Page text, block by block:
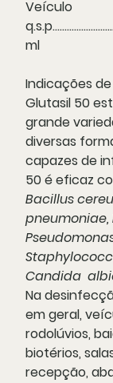
Veículo
ml
Indicações
Glutasil 50
grande
diversas
capazes de
50 é eficaz
Bacillus
pneumoniae,
Candida
Na
em geral,
rodolúvios,
biotérios,
recepção,